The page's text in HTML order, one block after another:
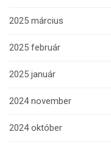
2025 március
2025 február
2025 január
2024 november
2024 október